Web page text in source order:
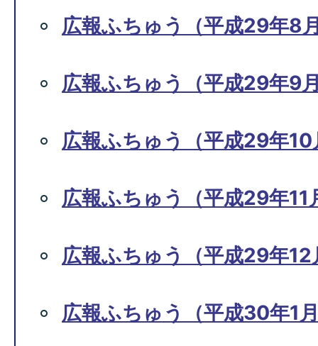
広報ふちゅう（平成29年8
広報ふちゅう（平成29年9
広報ふちゅう（平成29年
広報ふちゅう（平成29年
広報ふちゅう（平成29年12
広報ふちゅう（平成30年1